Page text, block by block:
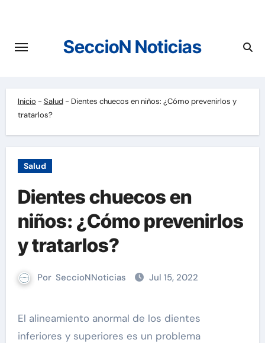
contenido
SeccioN Noticias
Inicio - Salud- Dientes chuecos en niños: ¿Cómo prevenirlos y
tratarlos?
Salud
Dientes chuecos en
niños: ¿Cómo prevenirlos
y tratarlos?
Por SeccioNNoticias Jul 15, 2022
El alineamiento anormal de los dientes
inferiores y superiores es un problema